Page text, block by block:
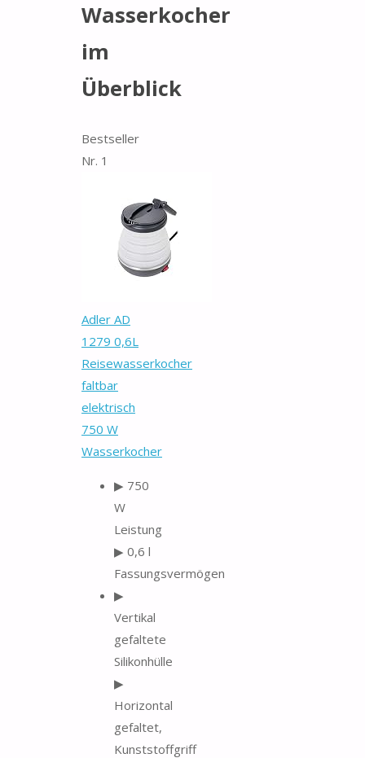
Wasserkocher
im
Überblick
Bestseller
Nr. 1
Adler AD
1279 0,6L
Reisewasserkocher
faltbar
elektrisch
750 W
Wasserkocher
▶ 750
W
Leistung
▶ 0,6 l
Fassungsvermögen
▶
Vertikal
gefaltete
Silikonhülle
▶
Horizontal
gefaltet,
Kunststoffgriff